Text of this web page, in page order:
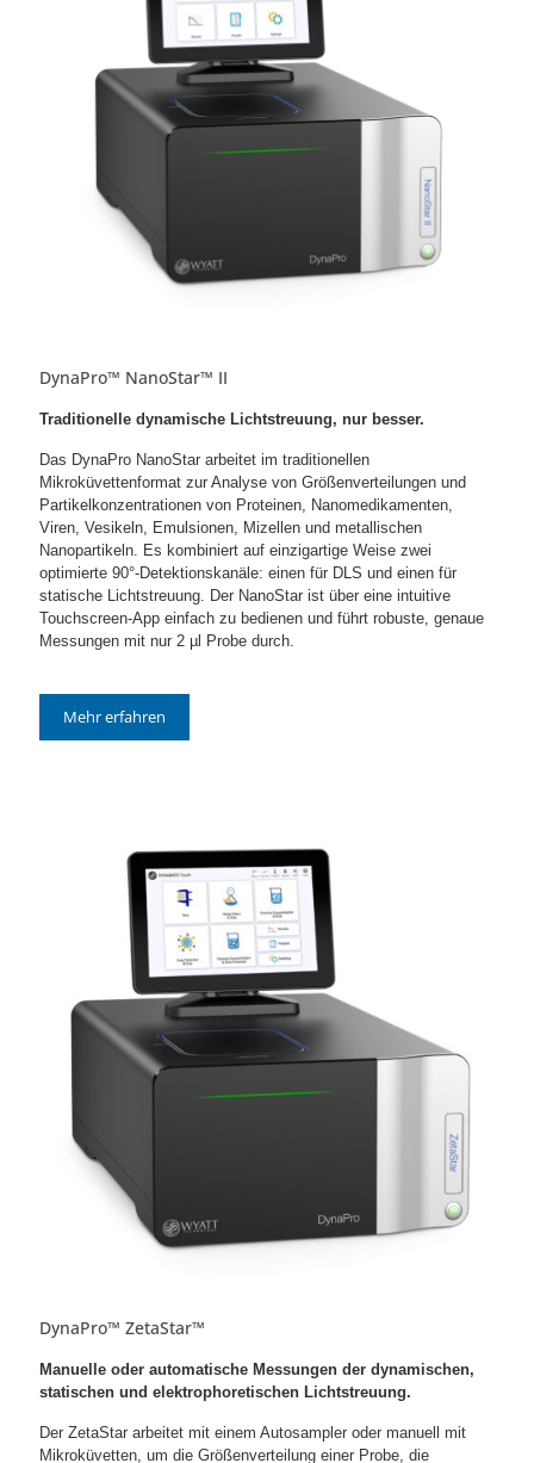
DynaPro™ NanoStar™ II
Traditionelle dynamische Lichtstreuung, nur besser.
Das DynaPro NanoStar arbeitet im traditionellen
Mikroküvettenformat zur Analyse von Größenverteilungen und
Partikelkonzentrationen von Proteinen, Nanomedikamenten,
Viren, Vesikeln, Emulsionen, Mizellen und metallischen
Nanopartikeln. Es kombiniert auf einzigartige Weise zwei
optimierte 90°-Detektionskanäle: einen für DLS und einen für
statische Lichtstreuung. Der NanoStar ist über eine intuitive
Touchscreen-App einfach zu bedienen und führt robuste, genaue
Messungen mit nur 2 µl Probe durch.
Mehr erfahren
DynaPro™ ZetaStar™
Manuelle oder automatische Messungen der dynamischen,
statischen und elektrophoretischen Lichtstreuung.
Der ZetaStar arbeitet mit einem Autosampler oder manuell mit
Mikroküvetten, um die Größenverteilung einer Probe, die